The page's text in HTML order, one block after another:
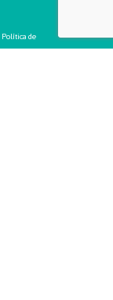
Política de